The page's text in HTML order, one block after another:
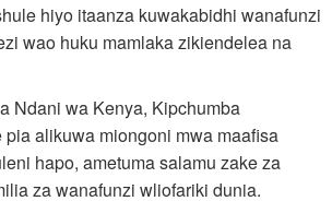
hiyo itaanza kuwakabidhi wanafunzi
wao huku mamlaka zikiendelea na
Ndani wa Kenya, Kipchumba
pia alikuwa miongoni mwa maafisa
hapo, ametuma salamu zake za
za wanafunzi wliofariki dunia.